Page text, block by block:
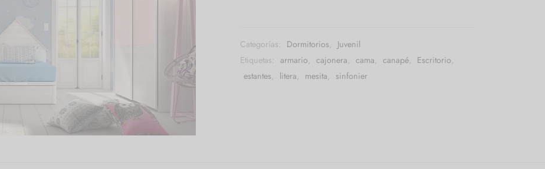
Categorías: Dormitorios, Juvenil
Etiquetas: armario, cajonera, cama, canapé, Escritorio,
estantes, litera, mesita, sinfonier